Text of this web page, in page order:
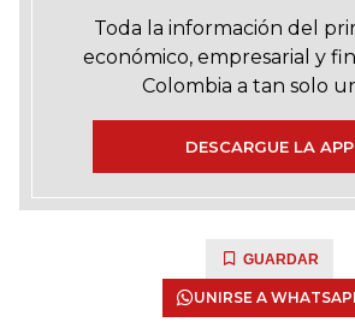
Toda la información del
económico, empresarial y
Colombia a tan solo
DESCARGUE LA APP
GUARDAR
UNIRSE A